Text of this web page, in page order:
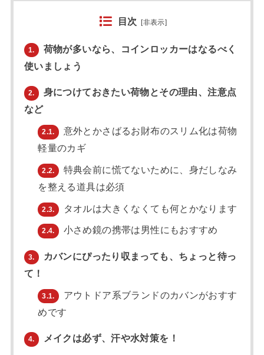
目次 [非表示]
1.
荷物が多いなら、コインロッカーはなるべく
使いましょう
2.
身につけておきたい荷物とその理由、注意点
など
2.1.
意外とかさばるお財布のスリム化は荷物
軽量のカギ
2.2.
特典会前に慌てないために、身だしなみ
を整える道具は必須
2.3. タオルは大きくなくても何とかなります
2.4. 小さめ鏡の携帯は男性にもおすすめ
3.
カバンにぴったり収まっても、ちょっと待っ
て！
3.1.
アウトドア系ブランドのカバンがおすす
めです
4. メイクは必ず、汗や水対策を！